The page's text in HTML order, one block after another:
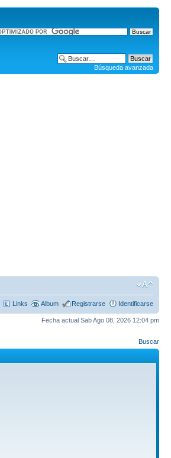
Búsqueda avanzada
Links Album Registrarse Identificarse
Fecha actual Sab Ago 08, 2026 12:04 pm
Buscar